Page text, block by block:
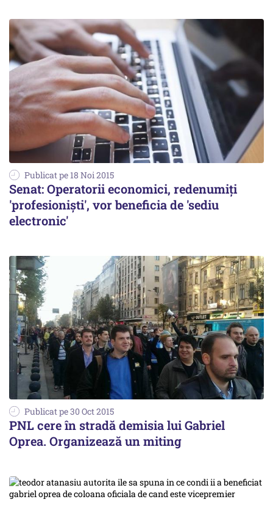
Publicat pe 18 Noi 2015
Senat: Operatorii economici, redenumiţi
'profesionişti', vor beneficia de 'sediu
electronic'
Publicat pe 30 Oct 2015
PNL cere în stradă demisia lui Gabriel
Oprea. Organizează un miting